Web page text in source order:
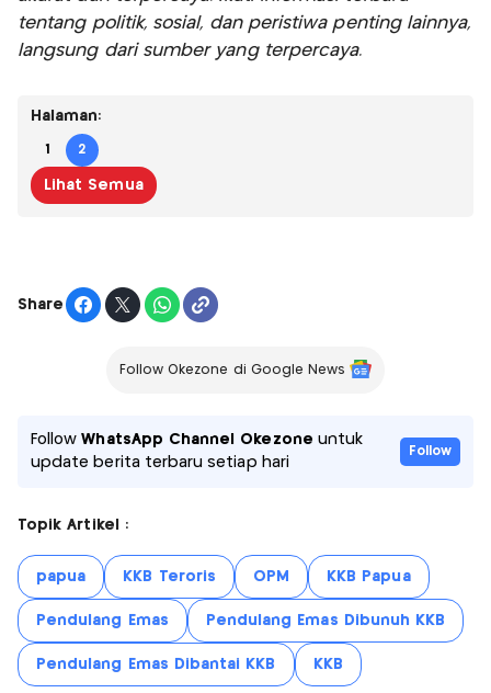
tentang politik, sosial, dan peristiwa penting lainnya,
langsung dari sumber yang terpercaya.
Halaman:
1 2
Lihat Semua
Share
Follow Okezone di Google News
FollowWhatsApp Channel Okezone untuk
update berita terbaru setiap hari
Follow
Topik Artikel :
papua KKB Teroris OPM KKB Papua
Pendulang Emas Pendulang Emas Dibunuh KKB
Pendulang Emas Dibantai KKB KKB